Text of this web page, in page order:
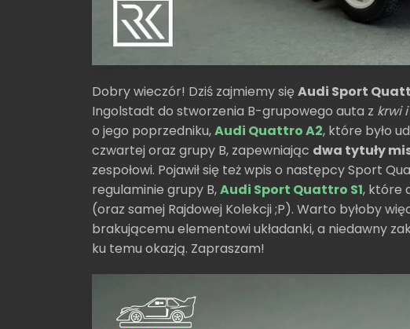
Dobry wieczór! Dziś zajmiemy sięAudi Sport
Ingolstadt do stworzenia B-grupowego auta z krwi
o jego poprzedniku,Audi Quattro A2, które było
czwartej oraz grupy B, zapewniając dwa tytuły
zespołowi. Pojawił się też wpis o następcy Sport
regulaminie grupy B,Audi Sport Quattro S1, które
(oraz samej Rajdowej Kolekcji ;P). Warto byłoby
brakującemu elementowi układanki, a niedawny
ku temu okazją. Zapraszam!